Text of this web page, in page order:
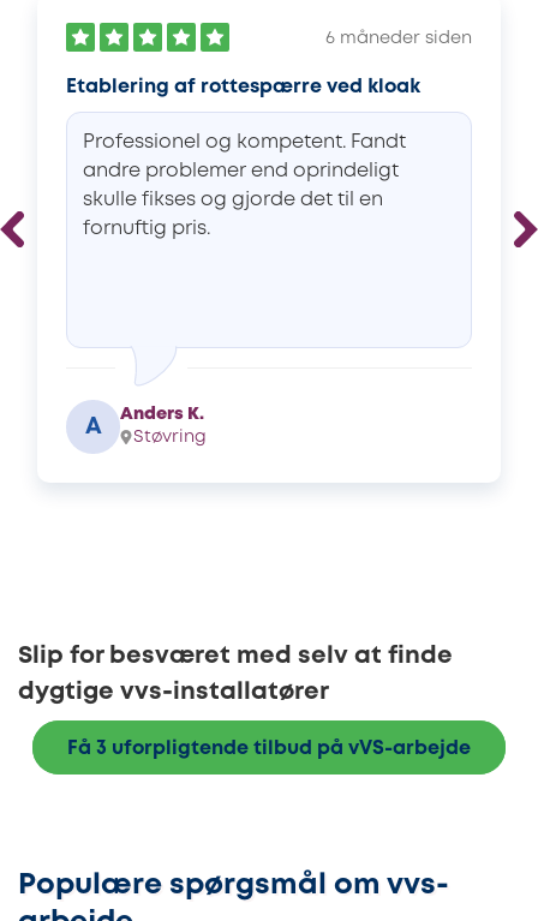
6 måneder siden
Etablering af rottespærre ved kloak
Professionel og kompetent. Fandt
andre problemer end oprindeligt
skulle fikses og gjorde det til en
fornuftig pris.
A
Anders K.
Støvring
Slip for besværet med selv at finde
dygtige vvs-installatører
Få 3 uforpligtende tilbud på vVS-arbejde
Populære spørgsmål om vvs-